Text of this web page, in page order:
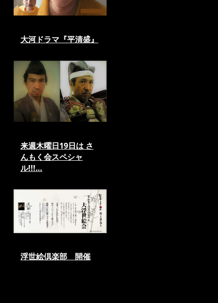
大河ドラマ『平清盛』
来週木曜日19日は さ
んもく会スペシャ
ル!!!…
浮世絵倶楽部 開催